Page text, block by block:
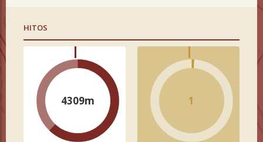
HITOS
4309m 1